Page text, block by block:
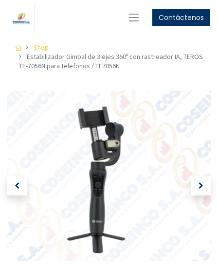
Contáctenos
Shop
Estabilizador Gimbal de 3 ejes 360º con rastreador IA, TEROS
TE-7056N para telefonos / TE7056N
GET
Women's Collection
Shop Now
Men's Collection